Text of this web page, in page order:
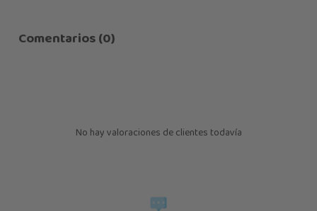
Comentarios (0)
No hay valoraciones de clientes todavía